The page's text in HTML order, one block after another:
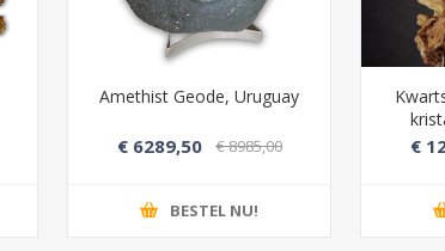
Amethist Geode, Uruguay
€ 6289,50 € 8985,00
BESTEL NU!
€